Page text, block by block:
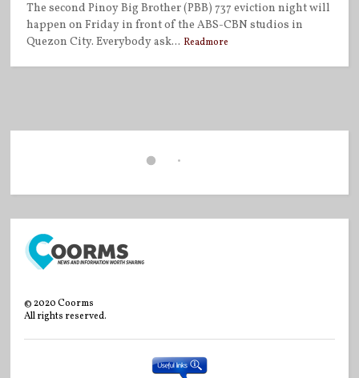
The second Pinoy Big Brother (PBB) 737 eviction night will
happen on Friday in front of the ABS-CBN studios in
Quezon City. Everybody ask... Readmore
©2020Coorms
All rights reserved.